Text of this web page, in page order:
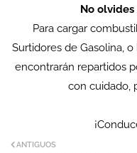
No
Para cargar
Surtidores de Gasolina,
encontrarán repartidos
con cuidado,
ANTIGUOS